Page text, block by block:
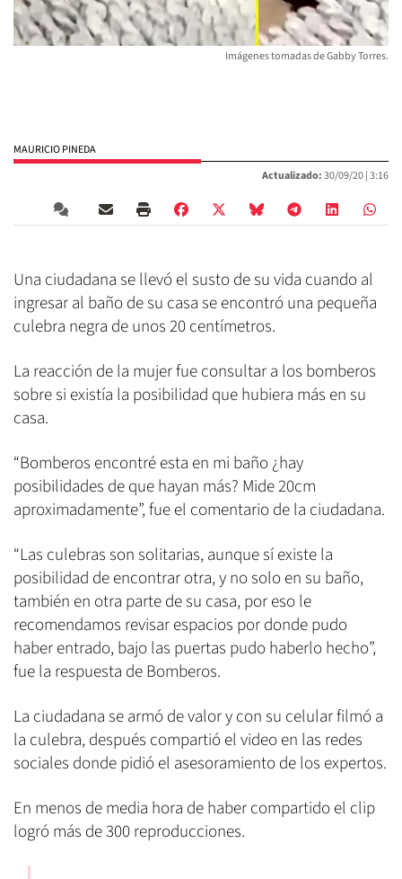
Imágenes tomadas de Gabby Torres.
MAURICIO PINEDA
Actualizado:30/09/20 |3:16
Una ciudadana se llevó el susto de su vida cuando al
ingresar al baño de su casa se encontró una pequeña
culebra negra de unos 20 centímetros.
La reacción de la mujer fue consultar a los bomberos
sobre si existía la posibilidad que hubiera más en su
casa.
“Bomberos encontré esta en mi baño ¿hay
posibilidades de que hayan más? Mide 20cm
aproximadamente”, fue el comentario de la ciudadana.
“Las culebras son solitarias, aunque sí existe la
posibilidad de encontrar otra, y no solo en su baño,
también en otra parte de su casa, por eso le
recomendamos revisar espacios por donde pudo
haber entrado, bajo las puertas pudo haberlo hecho”,
fue la respuesta de Bomberos.
La ciudadana se armó de valor y con su celular filmó a
la culebra, después compartió el video en las redes
sociales donde pidió el asesoramiento de los expertos.
En menos de media hora de haber compartido el clip
logró más de 300 reproducciones.